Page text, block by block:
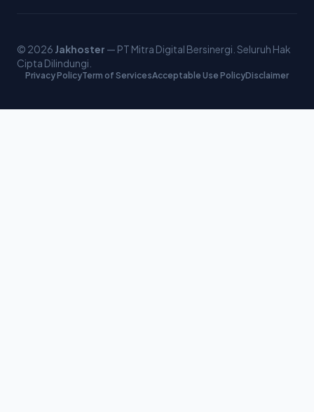
© 2026 Jakhoster — PT Mitra Digital Bersinergi. Seluruh Hak
Cipta Dilindungi.
Privacy PolicyTerm of ServicesAcceptable Use PolicyDisclaimer